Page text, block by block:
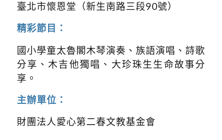
臺北市懷恩堂（新生南路三段90號）
精彩節目：
國小學童太魯閣木琴演奏、族語演唱、詩歌
分享、木吉他獨唱、大珍珠生生命故事分
享。
主辦單位：
財團法人愛心第二春文教基金會